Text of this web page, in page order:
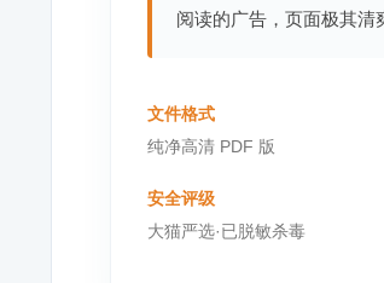
阅读的广告，页面极其清
文件格式
纯净高清 PDF 版
安全评级
大猫严选·已脱敏杀毒